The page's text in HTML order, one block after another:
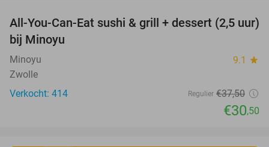
19%
All-You-Can-Eat sushi & grill + dessert (2,5 uur)
bij Minoyu
Minoyu 9.1 star
Zwolle
Verkocht: 414
Regulier €37,50
€30,50